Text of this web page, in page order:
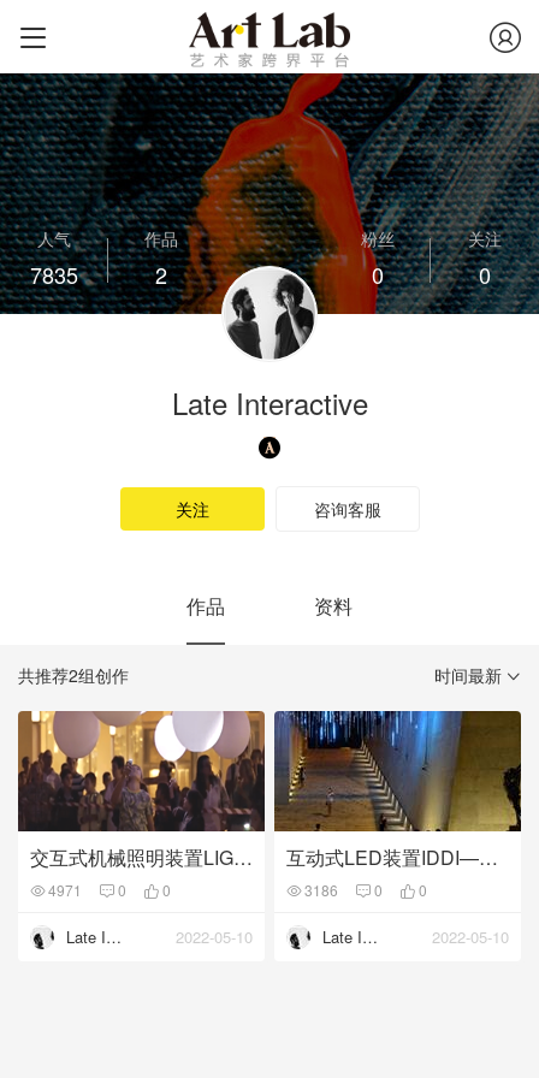
人气
7835
作品
2
粉丝
0
关注
0
Late Interactive
关注 咨询客服
作品 资料
共推荐2组创作 时间最新
交互式机械照明装置LIGHT PUSHES STUFF
4971 0 0
Late Interactive 2022-05-10
互动式LED装置IDDI——具有11000多个管状LED
3186 0 0
Late Interactive 2022-05-10